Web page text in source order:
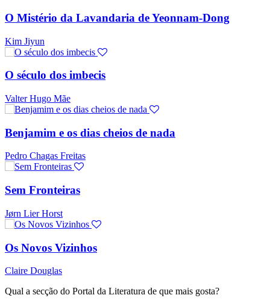
O Mistério da Lavandaria de Yeonnam-Dong
Kim Jiyun
O século dos imbecis
Valter Hugo Mãe
Benjamim e os dias cheios de nada
Pedro Chagas Freitas
Sem Fronteiras
Jørn Lier Horst
Os Novos Vizinhos
Claire Douglas
Qual a secção do Portal da Literatura de que mais gosta?